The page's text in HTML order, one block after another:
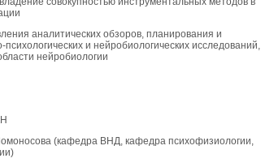
аналитических обзоров, планирования и
и нейробиологических исследований,
нейробиологии
(кафедра ВНД, кафедра психофизиологии,